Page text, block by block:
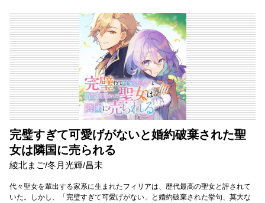
完璧すぎて可愛げがないと婚約破棄された聖
女は隣国に売られる
綾北まご/冬月光輝/昌未
代々聖女を輩出する家系に生まれたフィリアは、歴代最高の聖女と評されて
いた。しかし、「完璧すぎて可愛げがない」と婚約破棄された挙句、莫大な